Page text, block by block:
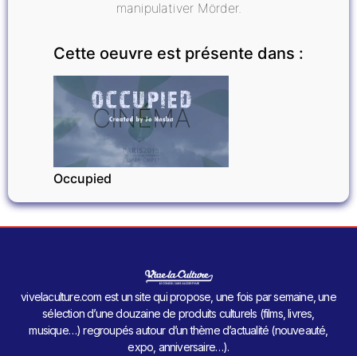
manipulativer Mörder.
Cette oeuvre est présente dans :
CINÉMA
Occupied
vivelaculture.com est un site qui propose, une fois par semaine, une
sélection d’une douzaine de produits culturels (films, livres,
musique…) regroupés autour d’un thème d’actualité (nouveauté,
expo, anniversaire…).